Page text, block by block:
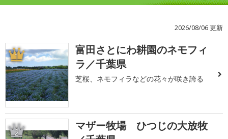
2026/08/06 更新
1
富田さとにわ耕園のネモフィ
ラ／千葉県
芝桜、ネモフィラなどの花々が咲き誇る
2
マザー牧場 ひつじの大放牧